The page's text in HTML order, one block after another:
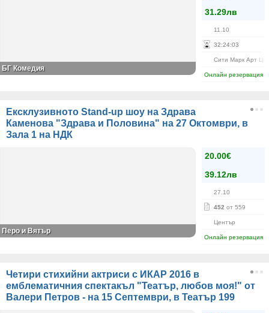
31.29лв
11.10
32:24:03
Сити Марк Арт
Онлайн резервация
БГ Комедия
Ексклузивното Stand-up шоу на Здрава
Каменова "Здрава и Половина" на 27 Октомври, в
Зала 1 на НДК
20.00€
39.12лв
27.10
452 от 559
Център
Онлайн резервация
Перо и Вятър
Четири стихийни актриси с ИКАР 2016 в
емблематичния спектакъл "Театър, любов моя!" от
Валери Петров - на 15 Септември, в Театър 199